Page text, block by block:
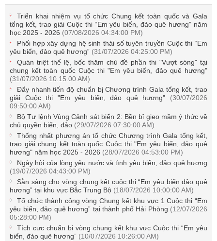
Triển khai nhiệm vụ tổ chức Chung kết toàn quốc và Gala
tổng kết, trao giải Cuộc thi “Em yêu biển, đảo quê hương” năm
học 2025 - 2026 (07/08/2026 04:34:00 PM)
Phối hợp xây dựng hệ sinh thái số tuyên truyền Cuộc thi “Em
yêu biển, đảo quê hương” (31/07/2026 04:25:00 PM)
Quán triệt thể lệ, bốc thăm chủ đề phần thi "Vượt sóng" tại
chung kết toàn quốc Cuộc thi "Em yêu biển, đảo quê hương"
(31/07/2026 10:15:00 AM)
Đẩy nhanh tiến độ chuẩn bị Chương trình Gala tổng kết, trao
giải Cuộc thi "Em yêu biển, đảo quê hương" (30/07/2026
09:50:00 AM)
Bộ Tư lệnh Vùng Cảnh sát biển 2: Bền bỉ gieo mầm ý thức về
chủ quyền biển, đảo (29/07/2026 07:30:00 AM)
Thống nhất phương án tổ chức Chương trình Gala tổng kết,
trao giải chung kết toàn quốc Cuộc thi "Em yêu biển, đảo quê
hương" năm học 2025 - 2026 (28/07/2026 04:53:00 PM)
Ngày hội của lòng yêu nước và tình yêu biển, đảo quê hương
(19/07/2026 04:43:00 PM)
Sẵn sàng cho vòng chung kết cuộc thi “Em yêu biển đảo quê
hương” tại khu vực Bắc Trung Bộ (18/07/2026 10:00:00 AM)
Tổ chức thành công vòng Chung kết khu vực 1 Cuộc thi “Em
yêu biển, đảo quê hương” tại thành phố Hải Phòng (12/07/2026
05:28:00 PM)
Tích cực chuẩn bị vòng chung kết khu vực Cuộc thi “Em yêu
biển, đảo quê hương” (10/07/2026 10:26:00 AM)